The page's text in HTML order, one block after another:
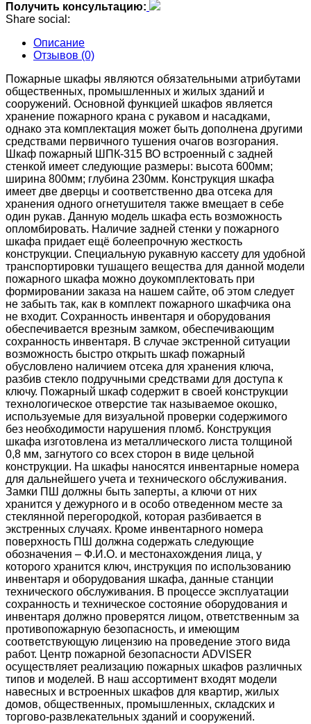
Получить консультацию:
Share social:
Описание
Отзывов (0)
Пожарные шкафы являются обязательными атрибутами
общественных, промышленных и жилых зданий и
сооружений. Основной функцией шкафов является
хранение пожарного крана с рукавом и насадками,
однако эта комплектация может быть дополнена другими
средствами первичного тушения очагов возгорания.
Шкаф пожарный ШПК-315 ВО встроенный с задней
стенкой имеет следующие размеры: высота 600мм;
ширина 800мм; глубина 230мм. Конструкция шкафа
имеет две дверцы и соответственно два отсека для
хранения одного огнетушителя также вмещает в себе
один рукав. Данную модель шкафа есть возможность
опломбировать. Наличие задней стенки у пожарного
шкафа придает ещё болеепрочную жесткость
конструкции. Специальную рукавную кассету для удобной
транспортировки тушащего вещества для данной модели
пожарного шкафа можно доукомплектовать при
формировании заказа на нашем сайте, об этом следует
не забыть так, как в комплект пожарного шкафчика она
не входит. Сохранность инвентаря и оборудования
обеспечивается врезным замком, обеспечивающим
сохранность инвентаря. В случае экстренной ситуации
возможность быстро открыть шкаф пожарный
обусловлено наличием отсека для хранения ключа,
разбив стекло подручными средствами для доступа к
ключу. Пожарный шкаф содержит в своей конструкции
технологическое отверстие так называемое окошко,
используемые для визуальной проверки содержимого
без необходимости нарушения пломб. Конструкция
шкафа изготовлена из металлического листа толщиной
0,8 мм, загнутого со всех сторон в виде цельной
конструкции. На шкафы наносятся инвентарные номера
для дальнейшего учета и технического обслуживания.
Замки ПШ должны быть заперты, а ключи от них
хранится у дежурного и в особо отведенном месте за
стеклянной перегородкой, которая разбивается в
экстренных случаях. Кроме инвентарного номера
поверхность ПШ должна содержать следующие
обозначения – Ф.И.О. и местонахождения лица, у
которого хранится ключ, инструкция по использованию
инвентаря и оборудования шкафа, данные станции
технического обслуживания. В процессе эксплуатации
сохранность и техническое состояние оборудования и
инвентаря должно проверятся лицом, ответственным за
противопожарную безопасность, и имеющим
соответствующую лицензию на проведение этого вида
работ. Центр пожарной безопасности ADVISER
осуществляет реализацию пожарных шкафов различных
типов и моделей. В наш ассортимент входят модели
навесных и встроенных шкафов для квартир, жилых
домов, общественных, промышленных, складских и
торгово-развлекательных зданий и сооружений.